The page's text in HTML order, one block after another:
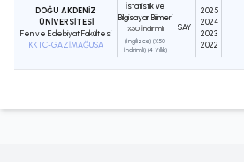
DOĞU AKDENİZ
ÜNİVERSİTESİ
Fen ve Edebiyat Fakültesi
KKTC-GAZİMAĞUSA
İstatistik ve
Bilgisayar Bilimleri
%50 İndirimli
(İngilizce) (%50
İndirimli) (4 Yıllık)
SAY
2025
2024
2023
2022